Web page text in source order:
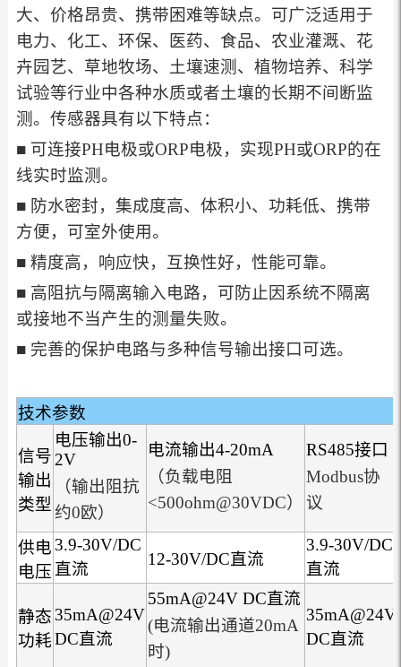
大、价格昂贵、携带困难等缺点。可广泛适用于
电力、化工、环保、医药、食品、农业灌溉、花
卉园艺、草地牧场、土壤速测、植物培养、科学
试验等行业中各种水质或者土壤的长期不间断监
测。传感器具有以下特点：
■ 可连接PH电极或ORP电极，实现PH或ORP的在
线实时监测。
■ 防水密封，集成度高、体积小、功耗低、携带
方便，可室外使用。
■ 精度高，响应快，互换性好，性能可靠。
■ 高阻抗与隔离输入电路，可防止因系统不隔离
或接地不当产生的测量失败。
■ 完善的保护电路与多种信号输出接口可选。
技术参数
信号
输出
类型
电压输出0-
2V
（输出阻抗
约0欧）
电流输出4-20mA
（负载电阻
<500ohm@30VDC）
RS485接口
Modbus协
议
供电
电压
3.9-30V/DC
直流
12-30V/DC直流
3.9-30V/DC
直流
静态
功耗
35mA@24V
DC直流
55mA@24V DC直流
(电流输出通道20mA
时)
35mA@24V
DC直流